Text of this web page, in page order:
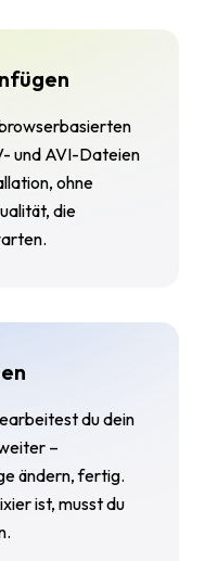
und AVI-Dateien
ohne
die
du dein
–
ändern, fertig.
ist, musst du